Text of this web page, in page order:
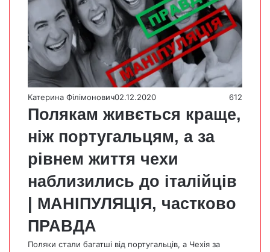
Катерина Філімонович02.12.2020 612
Полякам живється краще,
ніж португальцям, а за
рівнем життя чехи
наблизились до італійців
| МАНІПУЛЯЦІЯ, частково
ПРАВДА
Поляки стали багатші від португальців, а Чехія за